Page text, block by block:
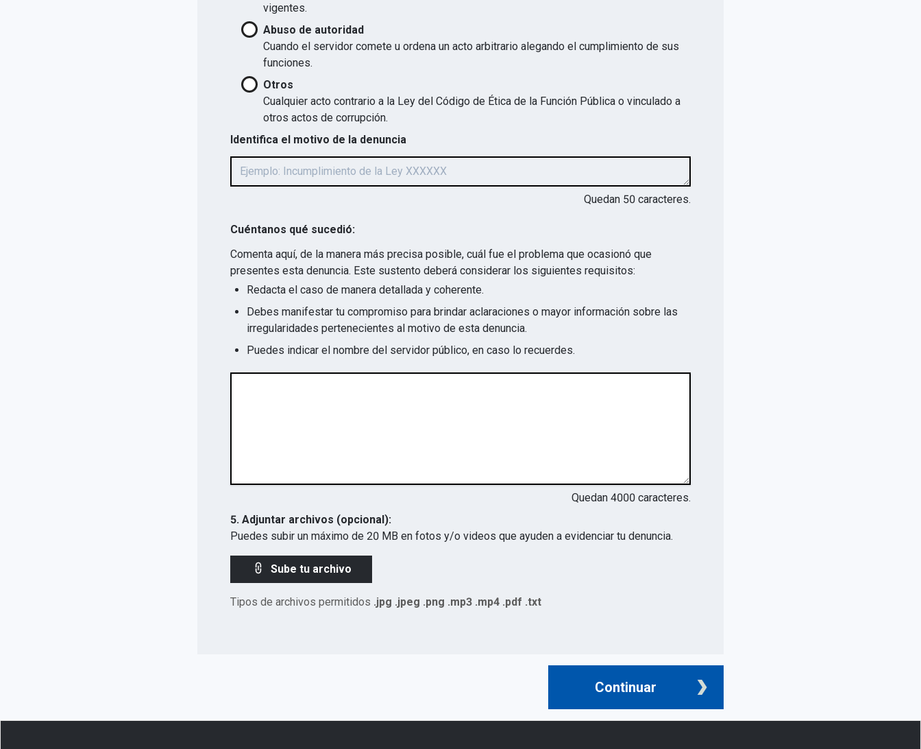
vigentes.
Abuso de autoridad
Cuando el servidor comete u ordena un acto arbitrario alegando el cumplimiento de sus
funciones.
Otros
Cualquier acto contrario a la Ley del Código de Ética de la Función Pública o vinculado a
otros actos de corrupción.
Identifica el motivo de la denuncia
Quedan 50 caracteres.
Cuéntanos qué sucedió:
Comenta aquí, de la manera más precisa posible, cuál fue el problema que ocasionó que
presentes esta denuncia. Este sustento deberá considerar los siguientes requisitos:
Redacta el caso de manera detallada y coherente.
Debes manifestar tu compromiso para brindar aclaraciones o mayor información sobre las
irregularidades pertenecientes al motivo de esta denuncia.
Puedes indicar el nombre del servidor público, en caso lo recuerdes.
Quedan 4000 caracteres.
5. Adjuntar archivos (opcional):
Puedes subir un máximo de 20 MB en fotos y/o videos que ayuden a evidenciar tu denuncia.
Sube tu archivo
Tipos de archivos permitidos .jpg .jpeg .png .mp3 .mp4 .pdf .txt
Continuar